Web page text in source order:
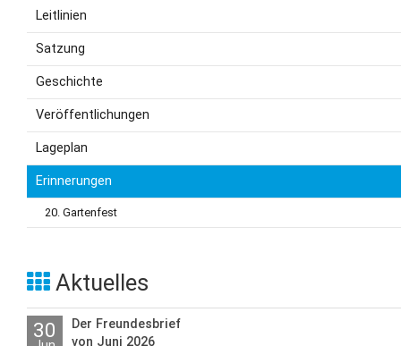
Leitlinien
Satzung
Geschichte
Veröffentlichungen
Lageplan
Erinnerungen
20. Gartenfest
Aktuelles
30
Der Freundesbrief
von Juni 2026